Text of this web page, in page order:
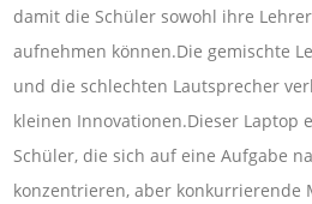
damit die Schüler sowohl ihre
aufnehmen können.Die gemischte
und die schlechten Lautsprecher
kleinen Innovationen.Dieser Laptop
Schüler, die sich auf eine Aufgabe
konzentrieren, aber konkurrierende